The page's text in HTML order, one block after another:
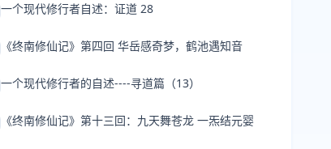
一个现代修行者自述：证道 28
《终南修仙记》第四回 华岳感奇梦，鹤池遇知音
一个现代修行者的自述----寻道篇（13）
《终南修仙记》第十三回：九天舞苍龙 一炁结元婴